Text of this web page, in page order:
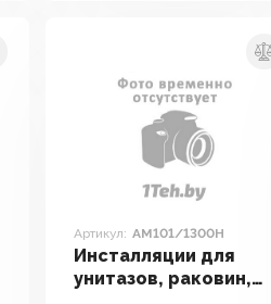
Артикул: AM101/1300H
Инсталляции для
унитазов, раковин,